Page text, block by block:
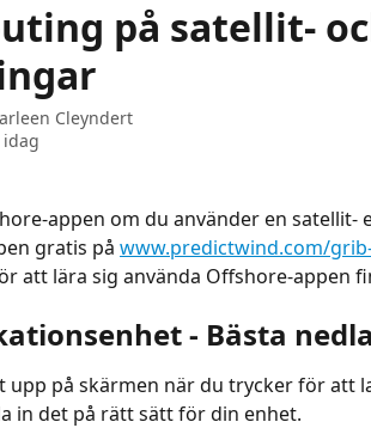
på satellit-
Cleyndert
appen om du använder en satellit-
gratis på www.predictwind.com/
att lära sig använda Offshore-appen
- Bästa
upp på skärmen när du trycker för att
in det på rätt sätt för din enhet.